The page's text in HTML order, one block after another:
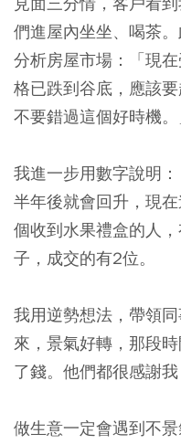
們進屋內坐坐、喝茶
分析房屋市場：「現
格已跌到谷底，應該
不要錯過這個好時機。
我進一步用數字說明
半年後就會回升，現
個收到水果禮盒的人
子，成交的有2位。
我用逆勢想法，帶領
來，景氣好轉，那段
了錢。他們都很感謝我
做生意一定會遇到不